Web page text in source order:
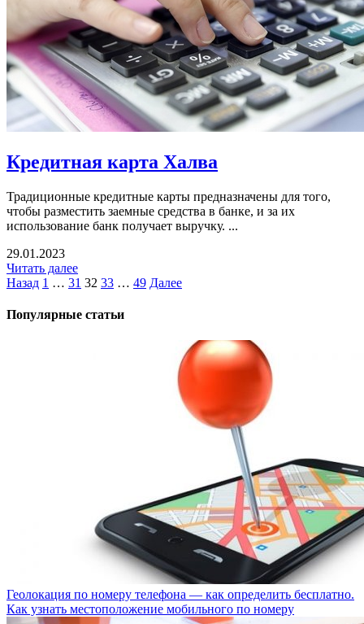
Кредитная карта Халва
Традиционные кредитные карты предназначены для того,
чтобы разместить заемные средства в банке, и за их
использование банк получает выручку. ...
29.01.2023
Читать далее
Назад 1 … 31 32 33 … 49 Далее
Популярные статьи
Геолокация по номеру телефона — как определить бесплатно.
Как узнать местоположение мобильного по номеру